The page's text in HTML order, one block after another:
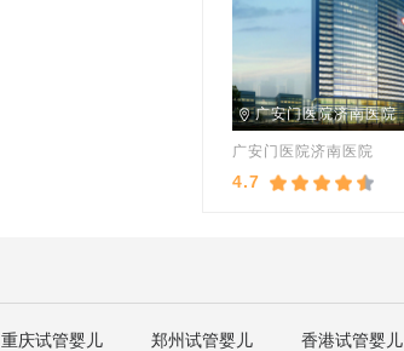
广安门医院济南医院
广安门医院济南医院
4.7
重庆试管婴儿 郑州试管婴儿
香港试管婴儿